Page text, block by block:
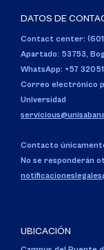
DATOS DE
Contact center:
Apartado: 53753,
WhatsApp: +57
Correo electrónico
Universidad
Contacto
No se responderán
UBICACIÓN